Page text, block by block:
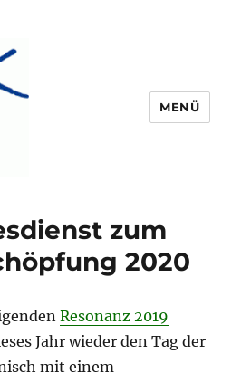
MENÜ
zum
2020
Resonanz 2019
Jahr wieder den Tag der
mit einem